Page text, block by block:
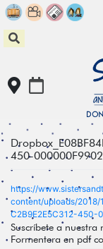
Skip
to
content
450-
https://
content/uploads/
C2B9E2E5C312-450-
Suscríbete a nuestra
Formentera en pdf